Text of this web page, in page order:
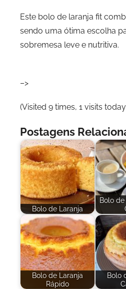
Este bolo de laranja fit
sendo uma ótima escolha
sobremesa leve e nutritiva.
–>
(Visited 9 times, 1 visits
Postagens
Bolo de Laranja
Bolo
Bolo de Laranja
Rápido
Bolo